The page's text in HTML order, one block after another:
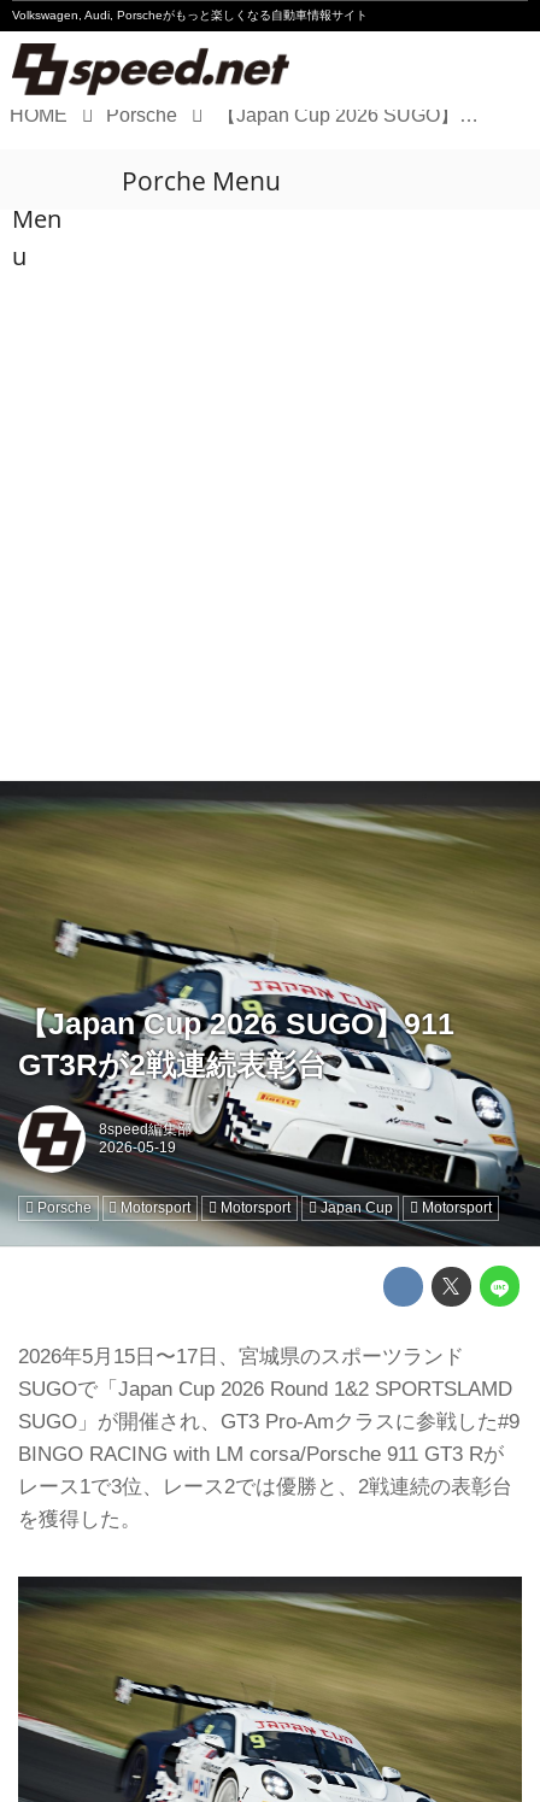
Volkswagen, Audi, Porscheがもっと楽しくなる自動車情報サイト
Audi
HOME Porsche 【Japan Cup 2026 SUGO】911 GT3Rが2戦連続表彰台
Men
u
Porche Menu
【Japan Cup 2026 SUGO】911
GT3Rが2戦連続表彰台
8speed編集部
Porsche Motorsport Motorsport Japan Cup Motorsport
2026年5月15日〜17日、宮城県のスポーツランド
SUGOで「Japan Cup 2026 Round 1&2 SPORTSLAMD
SUGO」が開催され、GT3 Pro-Amクラスに参戦した#9
BINGO RACING with LM corsa/Porsche 911 GT3 Rが
レース1で3位、レース2では優勝と、2戦連続の表彰台
を獲得した。